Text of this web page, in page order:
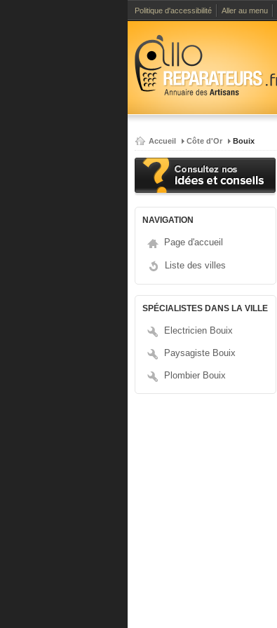
Politique d'accessibilité Aller au menu
Accueil Côte d'Or Bouix
NAVIGATION
Page d'accueil
Liste des villes
SPÉCIALISTES DANS LA VILLE
Electricien Bouix
Paysagiste Bouix
Plombier Bouix